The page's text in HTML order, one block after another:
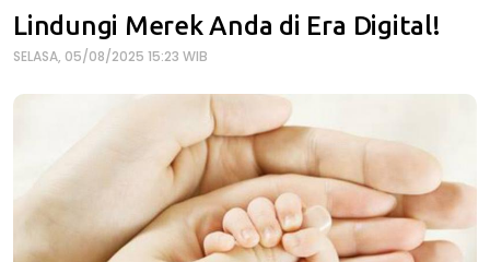
Lindungi Merek Anda di Era Digital!
SELASA, 05/08/2025 15:23 WIB